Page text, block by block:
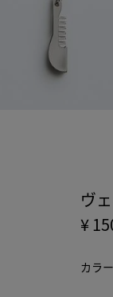
ヴ
¥
カラ